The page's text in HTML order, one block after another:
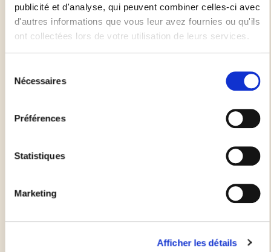
publicité et d'analyse, qui peuvent combiner celles-ci avec
d'autres informations que vous leur avez fournies ou qu'ils
ont collectées lors de votre utilisation de leurs services.
Nécessaires
Préférences
Statistiques
Marketing
Afficher les détails
10 minutes
Préchauffez votre four à 180°C (Th.6) 10 minutes
Déroulez la pâte dans votre moule avec sa feuille de
n'oubliez pas de graisser ou de fariner légèrement votre
Piquez la pâte avec une fourchette
Garnissez votre pâte avec la recette de votre choix